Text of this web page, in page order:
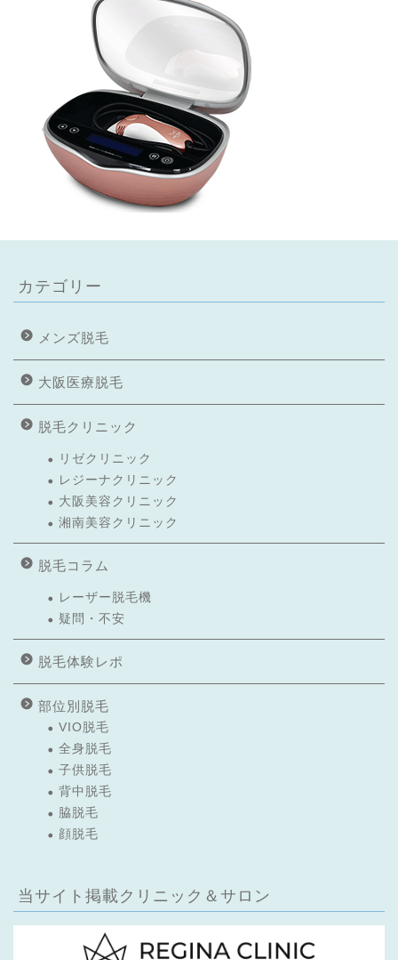
カテゴリー
メンズ脱毛
大阪医療脱毛
脱毛クリニック
リゼクリニック
レジーナクリニック
大阪美容クリニック
湘南美容クリニック
脱毛コラム
レーザー脱毛機
疑問・不安
脱毛体験レポ
部位別脱毛
VIO脱毛
全身脱毛
子供脱毛
背中脱毛
脇脱毛
顔脱毛
当サイト掲載クリニック＆サロン